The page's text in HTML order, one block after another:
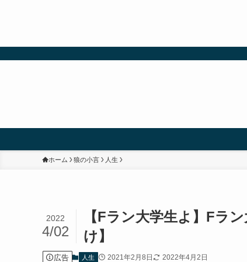
ホーム 狼の小言 人生
【Fラン大学生よ】Fラ
け】
2022
4/02
広告 人生 2021年2月8日 2022年4月2日